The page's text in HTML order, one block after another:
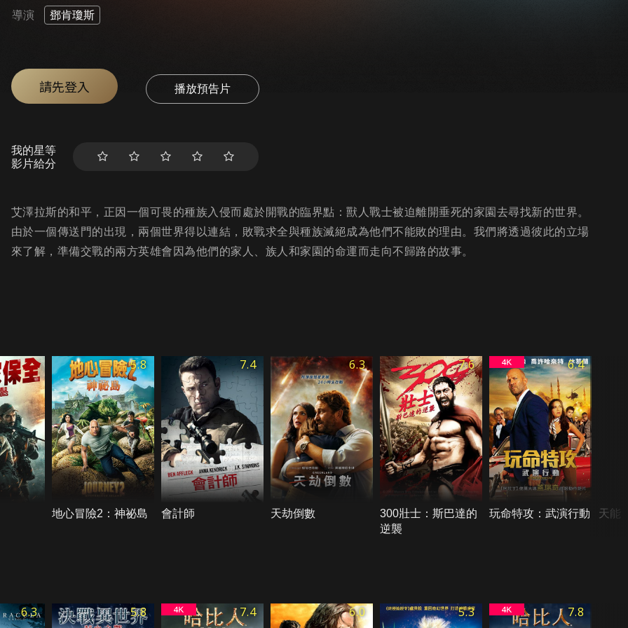
導演 鄧肯瓊斯
請先登入 播放預告片
我的星等
影片給分
艾澤拉斯的和平，正因一個可畏的種族入侵而處於開戰的臨界點：獸人戰士被迫離開垂死的家園去尋找新的世界。
由於一個傳送門的出現，兩個世界得以連結，敗戰求全與種族滅絕成為他們不能敗的理由。我們將透過彼此的立場
來了解，準備交戰的兩方英雄會因為他們的家人、族人和家園的命運而走向不歸路的故事。
5.8
地心冒險2：神祕島
7.4
會計師
6.3
天劫倒數
7.6
300壯士：斯巴達的
逆襲
6.4
玩命特攻：武演行動 天能
6.3 5.8 7.4 6.0 5.3 7.8